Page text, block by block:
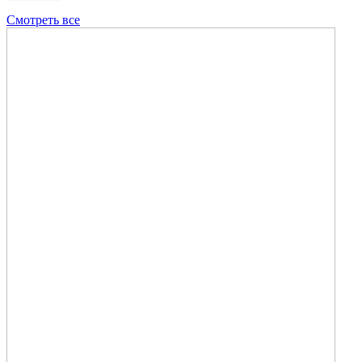
Смотреть все